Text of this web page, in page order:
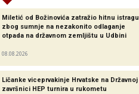
Miletić od Božinovića zatražio hitnu istragu
zbog sumnje na nezakonito odlaganje
otpada na državnom zemljištu u Udbini
08.08.2026
Ličanke viceprvakinje Hrvatske na Državnoj
završnici HEP turnira u rukometu